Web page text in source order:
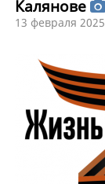
Калянове
13 февраля